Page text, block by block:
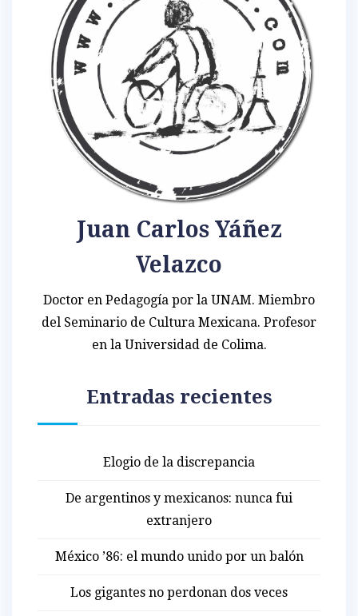
Juan Carlos Yáñez
Velazco
Doctor en Pedagogía por la UNAM. Miembro
del Seminario de Cultura Mexicana. Profesor
en la Universidad de Colima.
Entradas recientes
Elogio de la discrepancia
De argentinos y mexicanos: nunca fui
extranjero
México ’86: el mundo unido por un balón
Los gigantes no perdonan dos veces